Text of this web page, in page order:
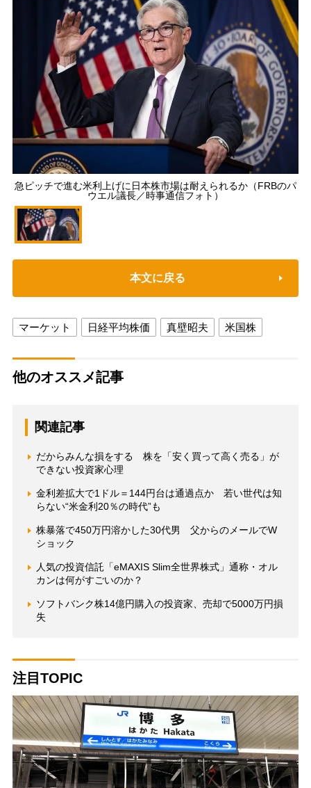
急ピッチで進む米利上げに日本株市場は耐えられるか（FRBのパ
ウエル議長／時事通信フォト）
本文に戻る
マーケット 日経平均株価 真壁昭夫 米国株
他のオススメ記事
関連記事
だからみんな損をする 株を「安く買って高く売る」が
できない投資家心理
金利差拡大で1ドル＝144円台は通過点か 若い世代は知
らない“米金利20％の時代”も
株暴落で450万円溶かした30代男 父からのメールでW
ショック
人気の投資信託「eMAXIS Slim全世界株式」通称・オル
カンは何がすごいのか？
ソフトバンク株14億円購入の投資家、売却で5000万円損
失
注目TOPIC